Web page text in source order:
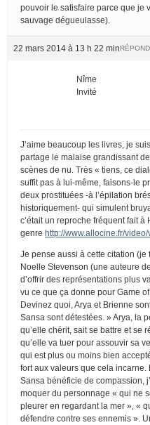
pouvoir le satisfaire parce que je
sauvage dégueulasse).
22 mars 2014 à 13 h 22 min
Nîme
Invité
J’aime beaucoup les livres, je
partage le malaise grandissant
scènes de nu. Très « tiens, ce
suffit pas à lui-même, faisons-le
deux prostituées -à l’épilation
historiquement- qui simulent
c’était un reproche fréquent fait à
genre http://www.allocine.fr/
Je pense aussi à cette citation
Noelle Stevenson (une auteure
d’offrir des représentations plus
vu ce que ça donne pour Game
Devinez quoi, Arya et Brienne
Sansa sont détestées. » Arya, la
qu’elle chérit, sait se battre et se
qu’elle va tuer pour assouvir sa
qui est plus ou moins bien
fort aux valeurs que cela
Sansa bénéficie de compassion,
moquer du personnage « qui ne
pleurer en regardant la mer », «
défendre contre ses ennemis ».